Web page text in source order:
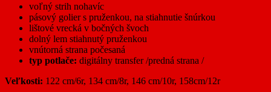
voľný strih nohavíc
pásový golier s pruženkou, na stiahnutie šnúrkou
lištové vrecká v bočných švoch
dolný lem stiahnutý pruženkou
vnútorná strana počesaná
typ potlače: digitálny transfer /predná strana /
Veľkosti: 122 cm/6r, 134 cm/8r, 146 cm/10r, 158cm/12r